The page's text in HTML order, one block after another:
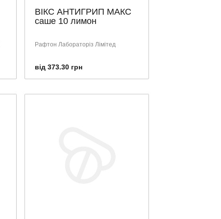
ВІКС АНТИГРИП МАКС
саше 10 лимон
Рафтон Лабораторіз Лімітед
від 373.30 грн